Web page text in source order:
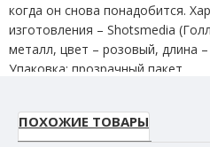
когда он снова понадобится.
изготовления – Shotsmedia
металл, цвет – розовый, длина
Упаковка: прозрачный пакет.
ПОХОЖИЕ ТОВАРЫ